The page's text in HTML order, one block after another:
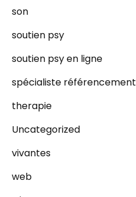
son
soutien psy
soutien psy en ligne
spécialiste référencement
therapie
Uncategorized
vivantes
web